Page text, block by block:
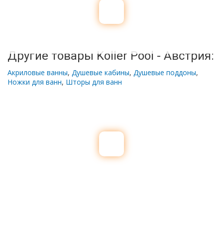
Другие товары Koller Pool - Австрия:
Акриловые ванны, Душевые кабины, Душевые поддоны,
Ножки для ванн, Шторы для ванн